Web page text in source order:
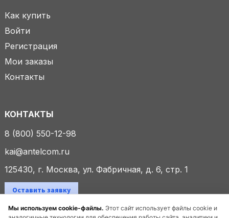
Мы используем cookie-файлы. Этот сайт использует файлы cookie и
Как купить
Войти
Регистрация
Мои заказы
Контакты
КОНТАКТЫ
8 (800) 550-12-98
kai@antelcom.ru
125430, г. Москва, ул. Фабричная, д. 6, стр. 1
Оставить заявку